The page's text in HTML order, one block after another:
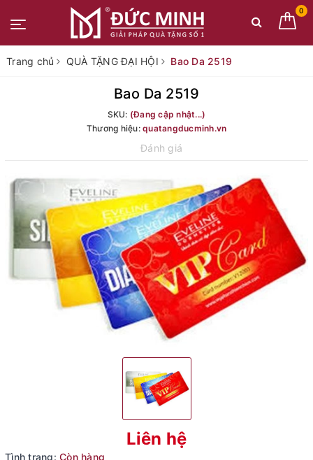
0
Trang chủ QUÀ TẶNG ĐẠI HỘI Bao Da 2519
Bao Da 2519
SKU: (Đang cập nhật...)
Thương hiệu: quatangducminh.vn
Đánh giá
Liên hệ
Tình trạng: Còn hàng